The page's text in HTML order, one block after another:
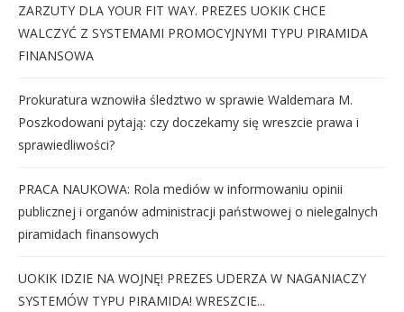
ZARZUTY DLA YOUR FIT WAY. PREZES UOKIK CHCE
WALCZYĆ Z SYSTEMAMI PROMOCYJNYMI TYPU PIRAMIDA
FINANSOWA
Prokuratura wznowiła śledztwo w sprawie Waldemara M.
Poszkodowani pytają: czy doczekamy się wreszcie prawa i
sprawiedliwości?
PRACA NAUKOWA: Rola mediów w informowaniu opinii
publicznej i organów administracji państwowej o nielegalnych
piramidach finansowych
UOKIK IDZIE NA WOJNĘ! PREZES UDERZA W NAGANIACZY
SYSTEMÓW TYPU PIRAMIDA! WRESZCIE...